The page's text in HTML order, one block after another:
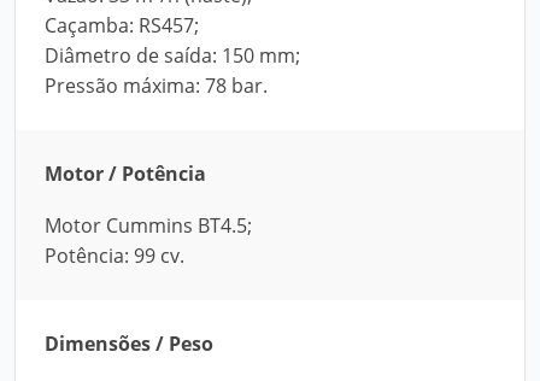
Caçamba: RS457;
Diâmetro de saída: 150 mm;
Pressão máxima: 78 bar.
Motor / Potência
Motor Cummins BT4.5;
Potência: 99 cv.
Dimensões / Peso